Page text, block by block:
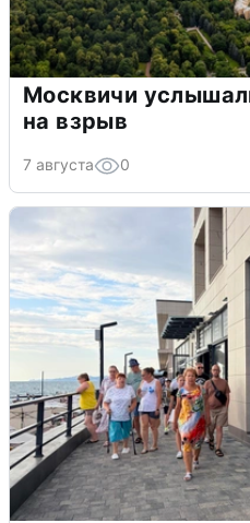
Москвичи
на взрыв
7 августа 0